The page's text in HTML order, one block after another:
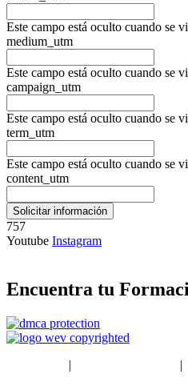
Este campo está oculto cuando se
medium_utm
Este campo está oculto cuando se
campaign_utm
Este campo está oculto cuando se
term_utm
Este campo está oculto cuando se
content_utm
757
Youtube Instagram
Encuentra tu
| |